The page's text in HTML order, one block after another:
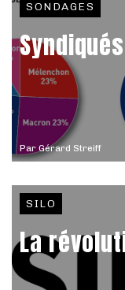
Par Gérard Streiff
SONDAGES
SILO
La